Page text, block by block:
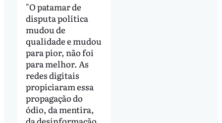
"O patamar de
disputa política
mudou de
qualidade e mudou
para pior, não foi
para melhor. As
redes digitais
propiciaram essa
propagação do
ódio, da mentira,